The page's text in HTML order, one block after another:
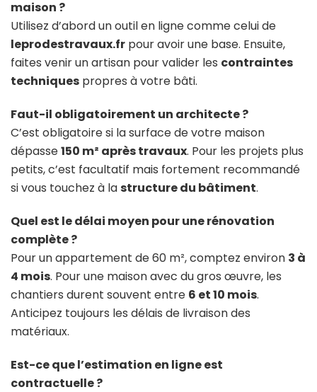
maison ?
Utilisez d’abord un outil en ligne comme celui de
leprodestravaux.fr pour avoir une base. Ensuite,
faites venir un artisan pour valider les contraintes
techniques propres à votre bâti.
Faut-il obligatoirement un architecte ?
C’est obligatoire si la surface de votre maison
dépasse150 m² après travaux. Pour les projets plus
petits, c’est facultatif mais fortement recommandé
si vous touchez à lastructure du bâtiment.
Quel est le délai moyen pour une rénovation
complète ?
Pour un appartement de 60 m², comptez environ 3 à
4 mois. Pour une maison avec du gros œuvre, les
chantiers durent souvent entre 6 et 10 mois.
Anticipez toujours les délais de livraison des
matériaux.
Est-ce que l’estimation en ligne est
contractuelle ?